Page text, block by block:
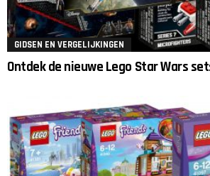
GIDSEN EN VERGELIJKINGEN
Ontdek de nieuwe Lego Star Wars